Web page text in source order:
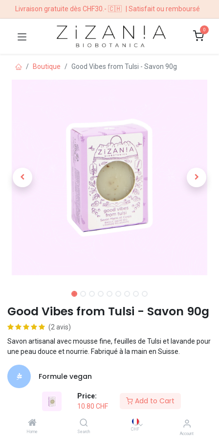
Price:
10.80 CHF
Add to Cart
Home Search
CHF
Account
Livraison gratuite dès CHF30.- 🇨🇭 | Satisfait ou remboursé
0
Boutique Good Vibes from Tulsi - Savon 90g
Good Vibes from Tulsi - Savon 90g
(2 avis)
Savon artisanal avec mousse fine, feuilles de Tulsi et lavande pour
une peau douce et nourrie. Fabriqué à la main en Suisse.
Formule vegan
100% naturel
Packaging recyclable